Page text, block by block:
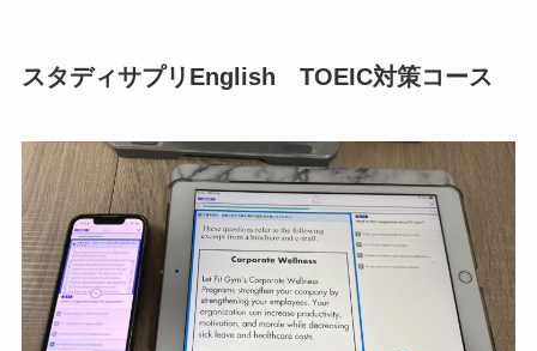
スタディサプリEnglish TOEIC対策コース